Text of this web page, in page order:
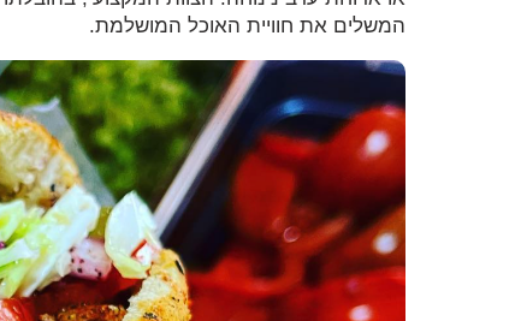
המשלים את חוויית האוכל המושלמת.